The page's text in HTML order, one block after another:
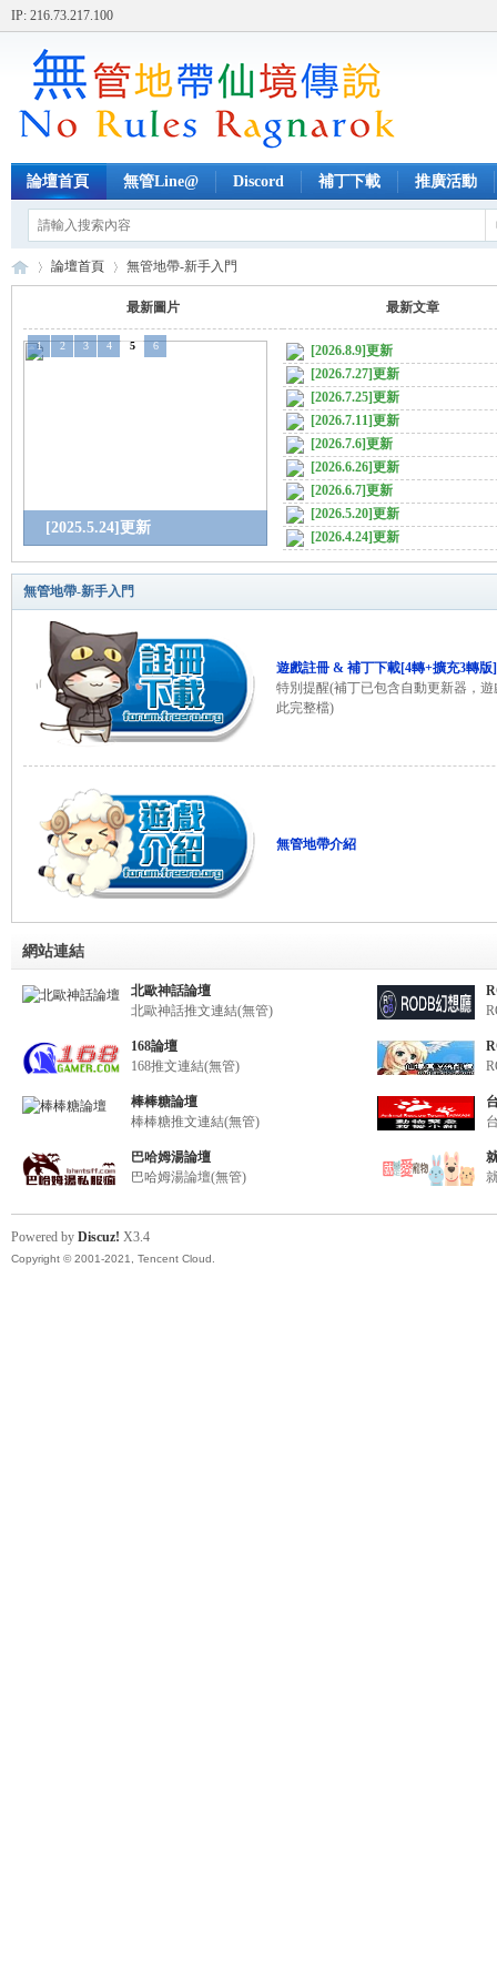
IP: 216.73.217.100
論壇首頁 無管Line@ Discord 補丁下載 推廣活動
»
論壇首頁
›
無管地帶-新手入門
最新圖片 最新文章
[2025.5.24]更新
1 2 3 4 5 6
[2026.8.9]更新
[2026.7.27]更新
[2026.7.25]更新
[2026.7.11]更新
[2026.7.6]更新
[2026.6.26]更新
[2026.6.7]更新
[2026.5.20]更新
[2026.4.24]更新
無管地帶-新手入門
遊戲註冊 & 補丁下載[4轉+擴充3轉版]
特別提醒(補丁已包含自動更新器，
此完整檔)
無管地帶介紹
網站連結
北歐神話論壇
北歐神話推文連結(無管)
168論壇
168推文連結(無管)
棒棒糖論壇
棒棒糖推文連結(無管)
巴哈姆湯論壇
巴哈姆湯論壇(無管)
Powered by Discuz! X3.4
Copyright © 2001-2021, Tencent Cloud.